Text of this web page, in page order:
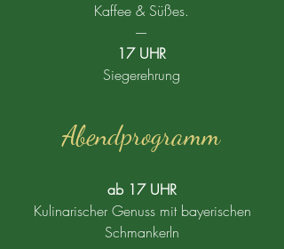
Kaffee & Süßes.
----
17 UHR
Siegerehrung
Abendprogramm
ab 17 UHR
Kulinarischer Genuss mit bayerischen
Schmankerln